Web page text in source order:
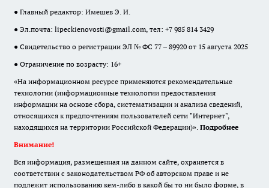
● Главный редактор: Имешев Э. И.
● Эл.почта: lipeckienovosti@gmail.com, тел: +7 985 814 3429
● Свидетельство о регистрации ЭЛ № ФС 77 – 89920 от 15 августа 2025
● Ограничение по возрасту: 16+
«На информационном ресурсе применяются рекомендательные
технологии (информационные технологии предоставления
информации на основе сбора, систематизации и анализа сведений,
относящихся к предпочтениям пользователей сети "Интернет",
находящихся на территории Российской Федерации)». Подробнее
Внимание!
Вся информация, размещенная на данном сайте, охраняется в
соответствии с законодательством РФ об авторском праве и не
подлежит использованию кем-либо в какой бы то ни было форме, в